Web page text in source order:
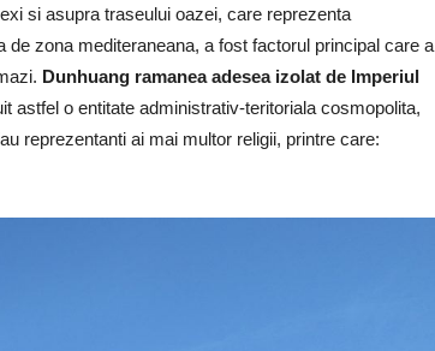
si asupra traseului oazei, care reprezenta
zona mediteraneana, a fost factorul principal care a
Dunhuang ramanea adesea izolat de Imperiul
astfel o entitate administrativ-teritoriala cosmopolita,
reprezentanti ai mai multor religii, printre care: